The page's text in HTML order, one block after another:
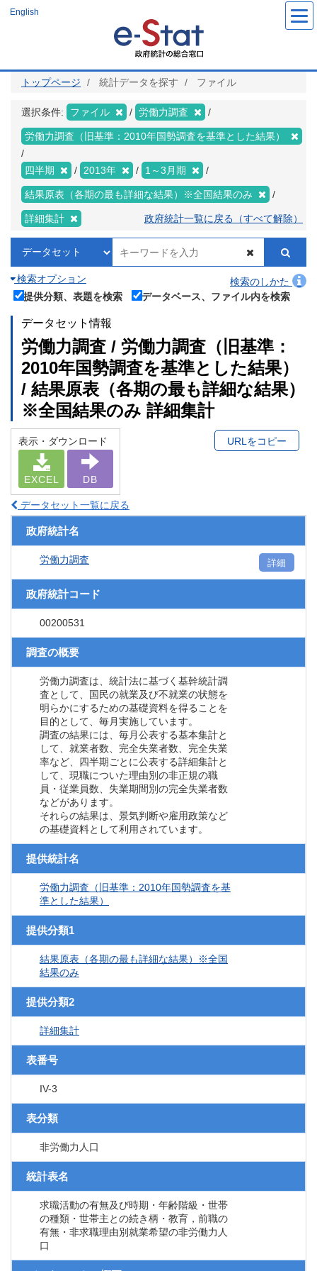
ツ
English
トップページ 統計データを探す ファイル
選択条件: ファイル 労働力調査
労働力調査（旧基準：2010年国勢調査を基準とした結果）
四半期 2013年 1～3月期
結果原表（各期の最も詳細な結果）※全国結果のみ
詳細集計 政府統計一覧に戻る（すべて解除）
検索オプション
検索のしかた
提供分類、表題を検索
データベース、ファイル内を検索
データセット情報
労働力調査 / 労働力調査（旧基準：
2010年国勢調査を基準とした結果）
/ 結果原表（各期の最も詳細な結果）
※全国結果のみ 詳細集計
表示・ダウンロード
EXCEL DB
URLをコピー
データセット一覧に戻る
政府統計名
労働力調査 詳細
政府統計コード
00200531
調査の概要
労働力調査は、統計法に基づく基幹統計調
査として、国民の就業及び不就業の状態を
明らかにするための基礎資料を得ることを
目的として、毎月実施しています。
調査の結果には、毎月公表する基本集計と
して、就業者数、完全失業者数、完全失業
率など、四半期ごとに公表する詳細集計と
して、現職についた理由別の非正規の職
員・従業員数、失業期間別の完全失業者数
などがあります。
それらの結果は、景気判断や雇用政策など
の基礎資料として利用されています。
提供統計名
労働力調査（旧基準：2010年国勢調査を基
準とした結果）
提供分類1
結果原表（各期の最も詳細な結果）※全国
結果のみ
提供分類2
詳細集計
表番号
IV-3
表分類
非労働力人口
統計表名
求職活動の有無及び時期・年齢階級・世帯
の種類・世帯主との続き柄・教育，前職の
有無・非求職理由別就業希望の非労働力人
口